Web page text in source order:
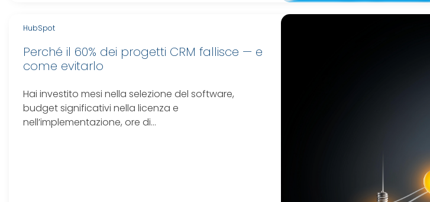
HubSpot
Perché il 60% dei progetti CRM fallisce — e
come evitarlo
Hai investito mesi nella selezione del software,
budget significativi nella licenza e
nell’implementazione, ore di…